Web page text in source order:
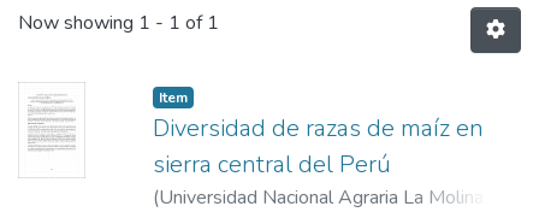
Now showing 1 - 1 of 1
Item
Diversidad de razas de maíz en
sierra central del Perú
(Universidad Nacional Agraria La Molina